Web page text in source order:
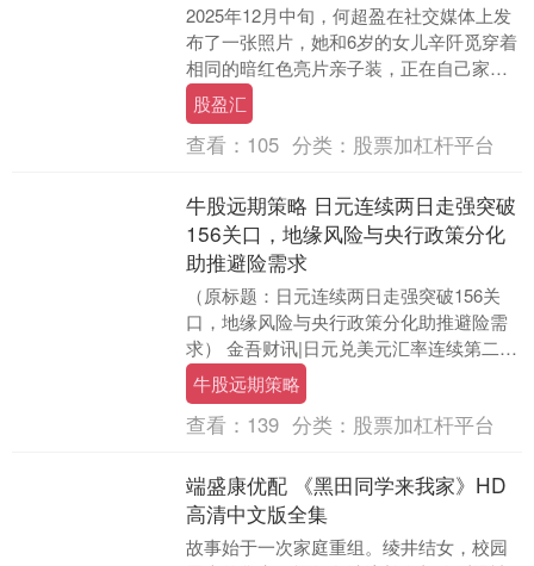
2025年12月中旬，何超盈在社交媒体上发
布了一张照片，她和6岁的女儿辛阡觅穿着
相同的暗红色亮片亲子装，正在自己家里
的别墅里庆祝圣诞节。现场并没有邀请太
多的明星....
股盈汇
查看： 105 分类： 股票加杠杆平台
牛股远期策略 日元连续两日走强突破
156关口，地缘风险与央行政策分化
助推避险需求
（原标题：日元连续两日走强突破156关
口，地缘风险与央行政策分化助推避险需
求） 金吾财讯|日元兑美元汇率连续第二个
交易日走强，亚洲时段USD/JPY跌破
156.....
牛股远期策略
查看： 139 分类： 股票加杠杆平台
端盛康优配 《黑田同学来我家》HD
高清中文版全集
故事始于一次家庭重组。绫井结女，校园